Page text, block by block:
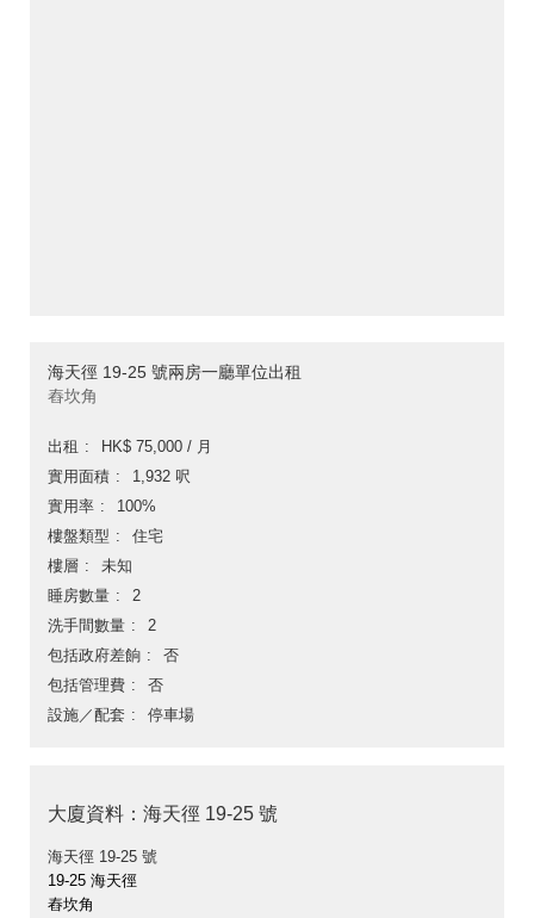
海天徑 19-25 號兩房一廳單位出租
舂坎角
出租
HK$ 75,000 / 月
實用面積
1,932 呎
實用率
100%
樓盤類型
住宅
樓層
未知
睡房數量
2
洗手間數量
2
包括政府差餉
否
包括管理費
否
設施／配套
停車場
大廈資料：海天徑 19-25 號
海天徑 19-25 號
19-25 海天徑
舂坎角